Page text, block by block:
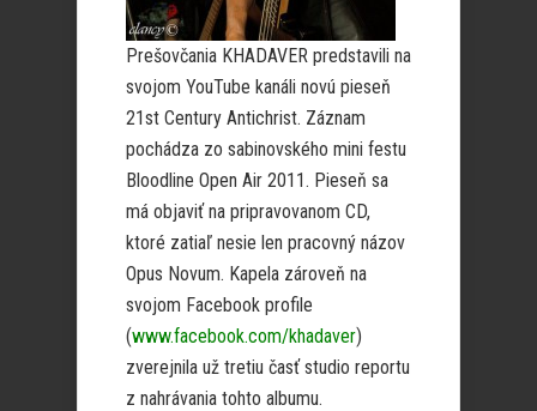
Prešovčania KHADAVER predstavili na
svojom YouTube kanáli novú pieseň
21st Century Antichrist. Záznam
pochádza zo sabinovského mini festu
Bloodline Open Air 2011. Pieseň sa
má objaviť na pripravovanom CD,
ktoré zatiaľ nesie len pracovný názov
Opus Novum. Kapela zároveň na
svojom Facebook profile
(www.facebook.com/khadaver)
zverejnila už tretiu časť studio reportu
z nahrávania tohto albumu.